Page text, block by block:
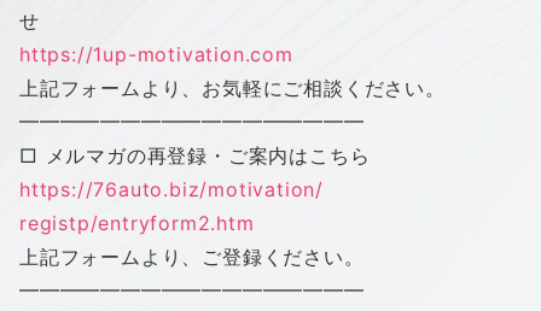
せ
https://1up-motivation.com
上記フォームより、お気軽にご相談ください。
━━━━━━━━━━━━━━━━━
□ メルマガの再登録・ご案内はこちら
https://76auto.biz/motivation/
registp/entryform2.htm
上記フォームより、ご登録ください。
━━━━━━━━━━━━━━━━━